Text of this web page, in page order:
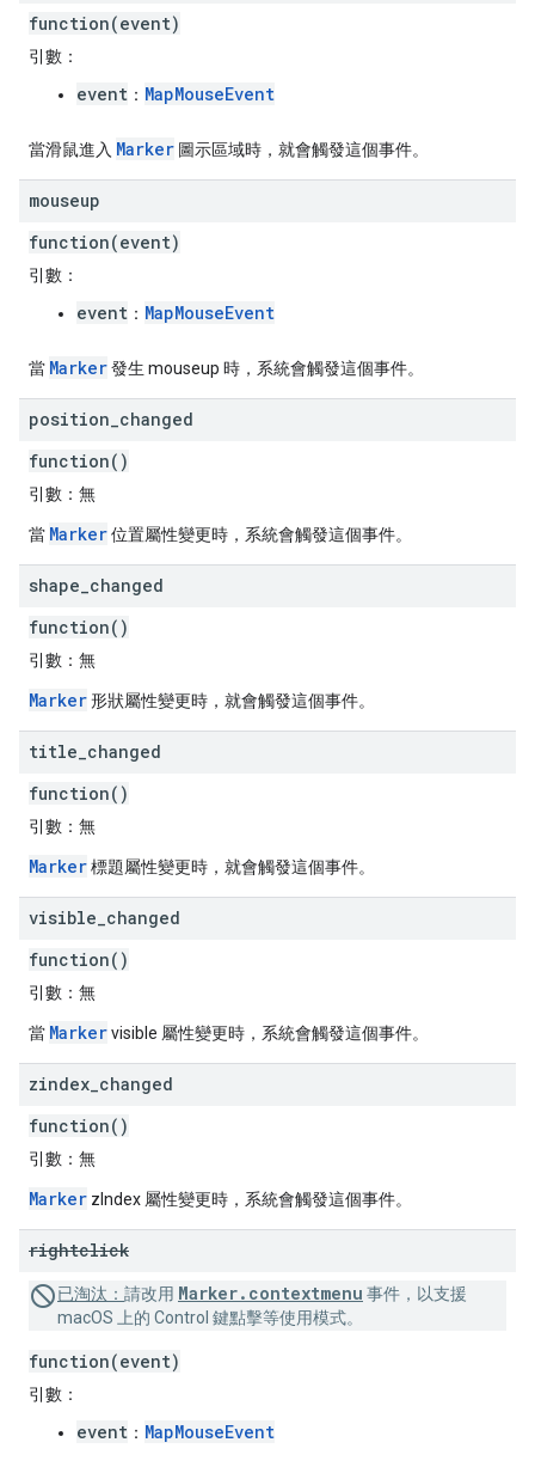
function(event)
引數：
event ： MapMouseEvent
當滑鼠進入 Marker 圖示區域時，就會觸發這個事件。
mouseup
function(event)
引數：
event ： MapMouseEvent
當 Marker發生 mouseup 時，系統會觸發這個事件。
position changed
function()
引數： 無
當 Marker位置屬性變更時，系統會觸發這個事件。
shape changed
function()
引數： 無
Marker形狀屬性變更時，就會觸發這個事件。
title changed
function()
引數： 無
Marker標題屬性變更時，就會觸發這個事件。
visible changed
function()
引數： 無
當 Markervisible 屬性變更時，系統會觸發這個事件。
zindex changed
function()
引數： 無
Marker zIndex 屬性變更時，系統會觸發這個事件。
rightclick
已淘汰： 請改用 Marker.contextmenu 事件，以支援
macOS 上的 Control 鍵點擊等使用模式。
function(event)
引數：
event ： MapMouseEvent